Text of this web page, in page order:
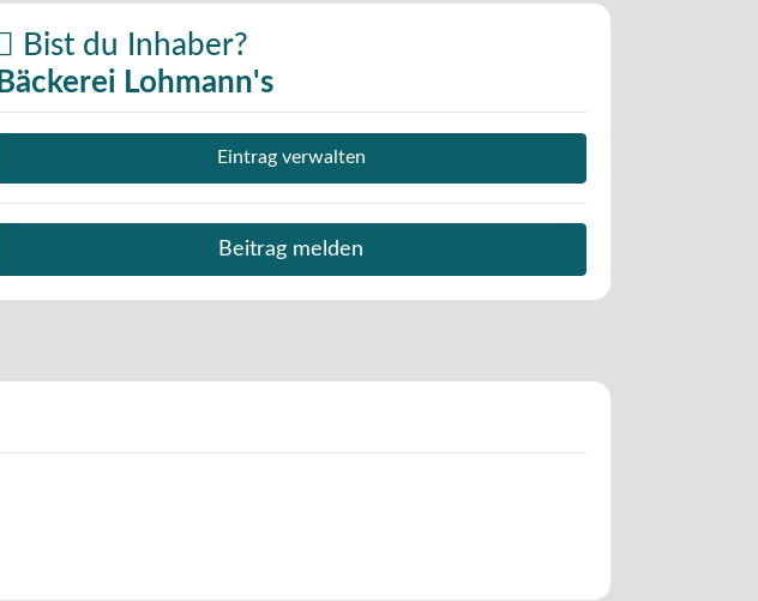
Bist du Inhaber?
Bäckerei Lohmann's
Eintrag verwalten
Beitrag melden